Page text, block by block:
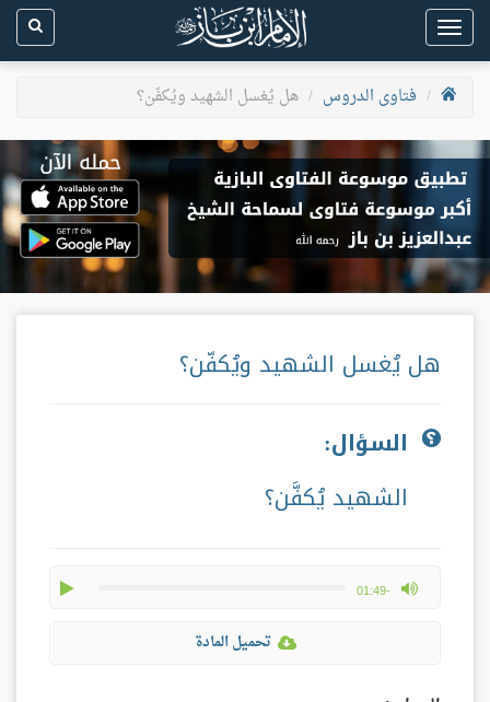
Toggle
navigation
فتاوى الدروس
هل يُغسل الشهيد ويُكفّن؟
هل يُغسل الشهيد ويُكفّن؟
السؤال:
الشهيد يُكفَّن؟
-01:49
max volume
تحميل المادة